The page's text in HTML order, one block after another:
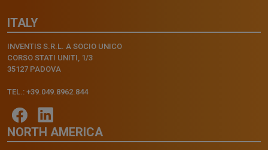
ITALY
INVENTIS S.R.L. A SOCIO UNICO
CORSO STATI UNITI, 1/3
35127 PADOVA
TEL.: +39.049.8962.844
NORTH AMERICA